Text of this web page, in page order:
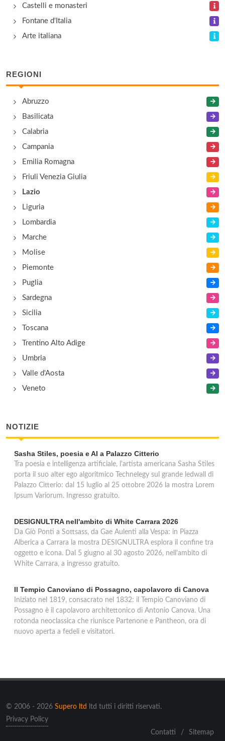
Auditorium-Parco della Musica
viale Pietro de Coubertin 15, Roma
Basilica di San Giovanni
piazza San Giovanni in Laterano 4, Roma
Basilica di San Marco Evangelista al Campidoglio
piazza San Marco 48, Roma
Castelli e monasteri
Fontane d'Italia
Arte italiana
REGIONI
Abruzzo
Basilicata
Calabria
Campania
Emilia Romagna
Friuli Venezia Giulia
Lazio
Liguria
Lombardia
Marche
Molise
Piemonte
Puglia
Sardegna
Sicilia
Toscana
Trentino Alto Adige
Umbria
Valle d'Aosta
Veneto
NOTIZIE
Sasha Stiles, poesia e AI a Palazzo Citterio
Tra poesia e intelligenza artificiale, l'artista americana Sasha Stiles
porta il suo alter ego algoritmico Technelegy sul grande ledwall di
Palazzo Citterio: dal 15 luglio al 25 ottobre 2026 la mostra Lorem
Ipsum Variorum. Ingresso gratuito.
DESIGNULTRA nell'ambito di White Carrara 2026
Da Giò Ponti a Sottsass, da Gae Aulenti alla Vespa: in Piazza
Alberica a Carrara la mostra DESIGNULTRA esplora il confine tra
oggetto e icona. Dal 5 giugno al 30 agosto 2026, nell'ambito di
White Carrara, a ingresso gratuito.
Il Tempio Canoviano di Possagno, capolavoro di Canova
Iniziato nel 1819, consacrato nel 1832: il Tempio Canoviano di
Possagno è il capolavoro architettonico di Antonio Canova. Una
rotonda neoclassica che riunisce Partenone e Pantheon, ora di
nuovo aperta a fedeli e visitatori.
© 2006 - 2026 Supero ltd
ltd tutti i diritti riservati.
Privacy Policy
Contatti
/ Sitemap